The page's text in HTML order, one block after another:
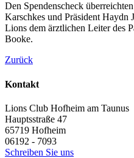
Den Spendenscheck
Karschkes und Präsident Haydn
Lions dem ärztlichen Leiter des
Booke.
Zurück
Kontakt
Lions Club Hofheim am Taunus
Hauptsstraße 47
65719 Hofheim
06192 - 7093
Schreiben Sie uns